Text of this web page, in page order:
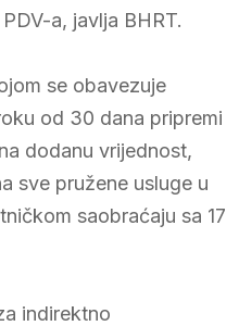
a, javlja BHRT.
se obavezuje
od 30 dana pripremi
dodanu vrijednost,
sve pružene usluge u
saobraćaju sa 17
indirektno